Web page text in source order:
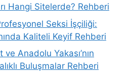
Hangi Sitelerde? Rehberi
Seksi İşçiliği:
Kaliteli Keyif Rehberi
Anadolu Yakası’nın
Buluşmalar Rehberi